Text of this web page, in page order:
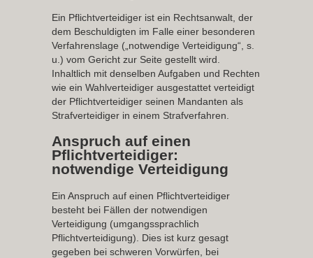
Ein Pflichtverteidiger ist ein Rechtsanwalt, der
dem Beschuldigten im Falle einer besonderen
Verfahrenslage („notwendige Verteidigung“, s.
u.) vom Gericht zur Seite gestellt wird.
Inhaltlich mit denselben Aufgaben und Rechten
wie ein Wahlverteidiger ausgestattet verteidigt
der Pflichtverteidiger seinen Mandanten als
Strafverteidiger in einem Strafverfahren.
Anspruch auf einen
Pflichtverteidiger:
notwendige Verteidigung
Ein Anspruch auf einen Pflichtverteidiger
besteht bei Fällen der notwendigen
Verteidigung (umgangssprachlich
Pflichtverteidigung). Dies ist kurz gesagt
gegeben bei schweren Vorwürfen, bei